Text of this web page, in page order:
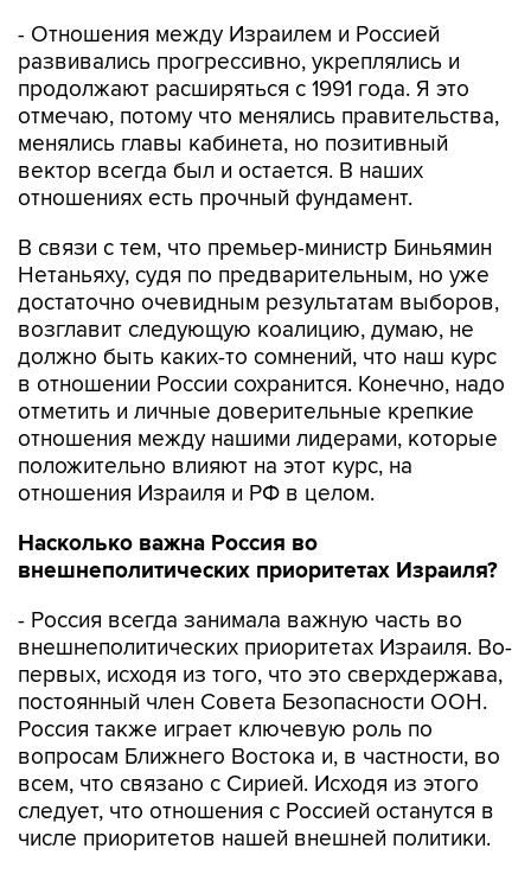
- Отношения между Израилем и Россией
развивались прогрессивно, укреплялись и
продолжают расширяться с 1991 года. Я это
отмечаю, потому что менялись правительства,
менялись главы кабинета, но позитивный
вектор всегда был и остается. В наших
отношениях есть прочный фундамент.
В связи с тем, что премьер-министр Биньямин
Нетаньяху, судя по предварительным, но уже
достаточно очевидным результатам выборов,
возглавит следующую коалицию, думаю, не
должно быть каких-то сомнений, что наш курс
в отношении России сохранится. Конечно, надо
отметить и личные доверительные крепкие
отношения между нашими лидерами, которые
положительно влияют на этот курс, на
отношения Израиля и РФ в целом.
Насколько важна Россия во
внешнеполитических приоритетах Израиля?
- Россия всегда занимала важную часть во
внешнеполитических приоритетах Израиля. Во-
первых, исходя из того, что это сверхдержава,
постоянный член Совета Безопасности ООН.
Россия также играет ключевую роль по
вопросам Ближнего Востока и, в частности, во
всем, что связано с Сирией. Исходя из этого
следует, что отношения с Россией останутся в
числе приоритетов нашей внешней политики.